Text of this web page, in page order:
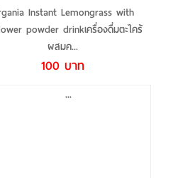
Instant Lemongrass with
powder drinkเครื่องดื่มตะไคร้
ผสมค...
100 บาท